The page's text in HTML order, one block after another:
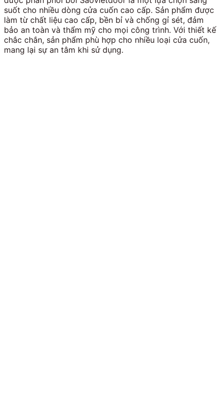
suốt cho nhiều dòng cửa cuốn cao cấp. Sản phẩm được
làm từ chất liệu cao cấp, bền bỉ và chống gỉ sét, đảm
bảo an toàn và thẩm mỹ cho mọi công trình. Với thiết kế
chắc chắn, sản phẩm phù hợp cho nhiều loại cửa cuốn,
mang lại sự an tâm khi sử dụng.